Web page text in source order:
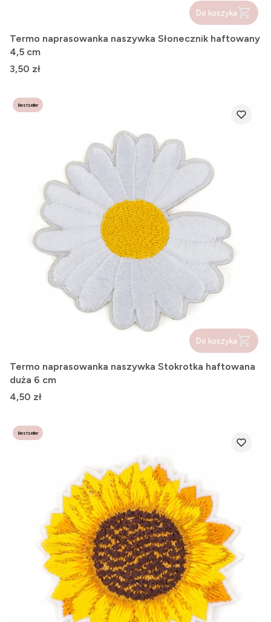
Do koszyka
Termo naprasowanka naszywka Słonecznik haftowany
4,5 cm
Cena
3,50 zł
Bestseller
Do koszyka
Termo naprasowanka naszywka Stokrotka haftowana
duża 6 cm
Cena
4,50 zł
Bestseller